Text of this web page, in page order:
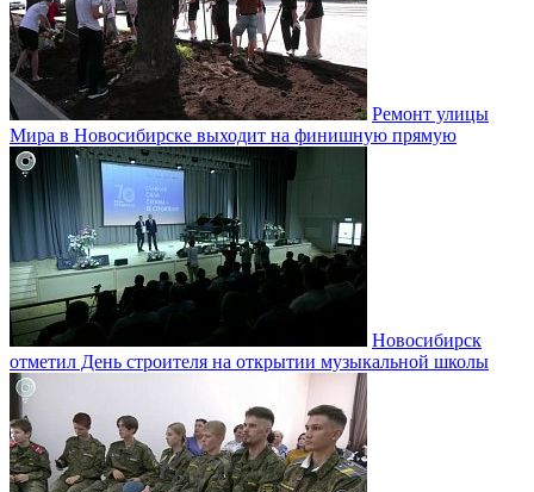
Ремонт улицы
Мира в Новосибирске выходит на финишную прямую
Новосибирск
отметил День строителя на открытии музыкальной школы